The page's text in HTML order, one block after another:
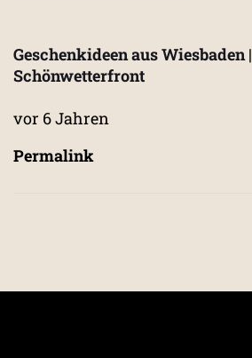
Geschenkideen aus Wiesbaden |
Schönwetterfront
vor 6 Jahren
Permalink